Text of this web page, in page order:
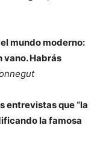
mundo moderno:
vano. Habrás
entrevistas que “la
la famosa